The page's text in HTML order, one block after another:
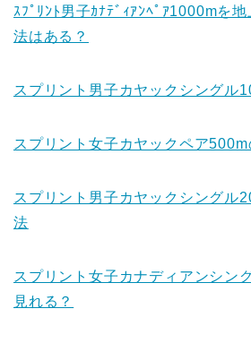
ｽﾌﾟﾘﾝﾄ男子ｶﾅﾃﾞｨｱﾝﾍﾟｱ1000mを
法はある？
スプリント男子カヤックシングル
スプリント女子カヤックペア
スプリント男子カヤックシングル
法
スプリント女子カナディアンシン
見れる？